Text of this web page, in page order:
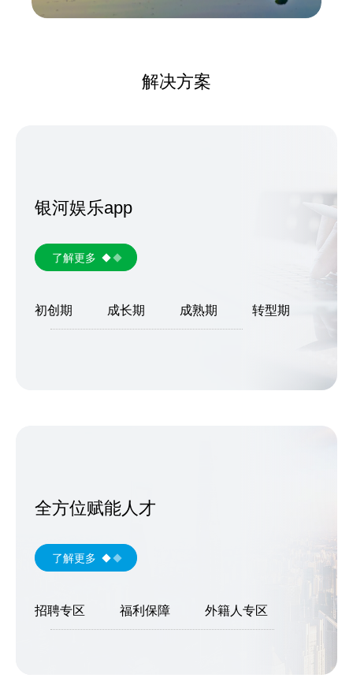
解决方案
银河娱乐app
了解更多
初创期 成长期 成熟期 转型期
全方位赋能人才
了解更多
招聘专区 福利保障 外籍人专区